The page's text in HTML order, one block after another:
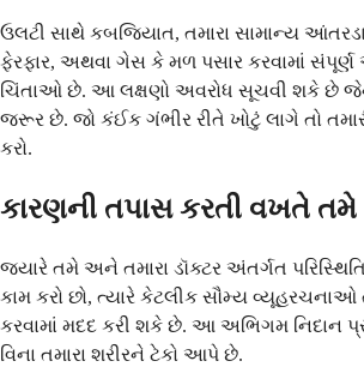
ઉલટી સાથે કબજિયાત, તમારા સામાન્ય
ફેરફાર, અથવા ગેસ કે મળ પસાર કરવામાં સંપૂર્ણ
ચિંતાઓ છે. આ લક્ષણો અવરોધ સૂચવી શકે છે
જરૂર છે. જો કંઈક ગંભીર રીતે ખોટું લાગે તો
કરો.
કારણની તપાસ કરતી વખતે તમે
જ્યારે તમે અને તમારા ડૉક્ટર અંતર્ગત
કામ કરો છો, ત્યારે કેટલીક સૌમ્ય વ્યૂહરચનાઓ
કરવામાં મદદ કરી શકે છે. આ અભિગમ નિદાન
વિના તમારા શરીરને ટેકો આપે છે.